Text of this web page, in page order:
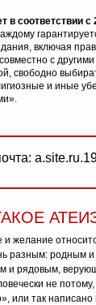
в соответствии с
включая
с
свободно
и иные
и желание
разным: родным
и рядовым,
не
или так